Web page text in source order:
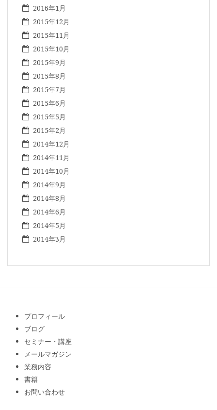
2016年1月
2015年12月
2015年11月
2015年10月
2015年9月
2015年8月
2015年7月
2015年6月
2015年5月
2015年2月
2014年12月
2014年11月
2014年10月
2014年9月
2014年8月
2014年6月
2014年5月
2014年3月
プロフィール
ブログ
セミナー・講座
メールマガジン
業務内容
書籍
お問い合わせ